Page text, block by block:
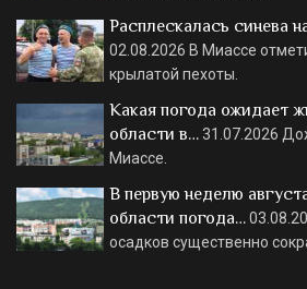
Расплескалась синева
02.08.2026 В Миассе
крылатой пехоты.
Какая погода ожидает
области в…31.07.2026
Миассе.
В первую неделю
области погода…
осадков существенно